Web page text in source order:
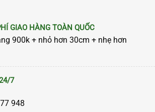
GIAO HÀNG TOÀN QUỐC
900k + nhỏ hơn 30cm + nhẹ hơn
7
948